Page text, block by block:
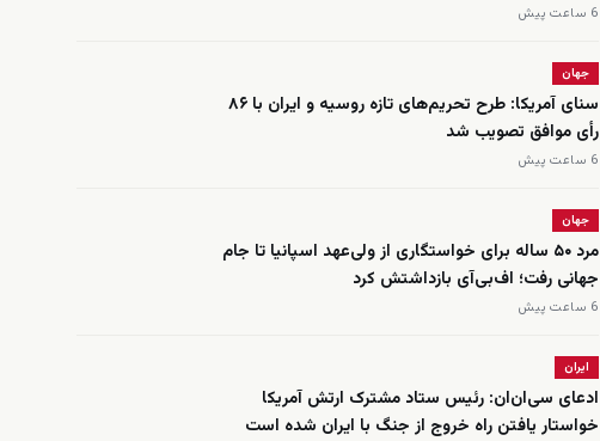
6 ساعت پیش
جهان
سنای آمریکا: طرح تحریم‌های تازه روسیه و ایران با ۸۶
رأی موافق تصویب شد
6 ساعت پیش
جهان
مرد ۵۰ ساله برای خواستگاری از ولی‌عهد اسپانیا تا جام
جهانی رفت؛ اف‌بی‌آی بازداشتش کرد
6 ساعت پیش
ایران
ادعای سی‌ان‌ان: رئیس ستاد مشترک ارتش آمریکا
خواستار یافتن راه خروج از جنگ با ایران شده است